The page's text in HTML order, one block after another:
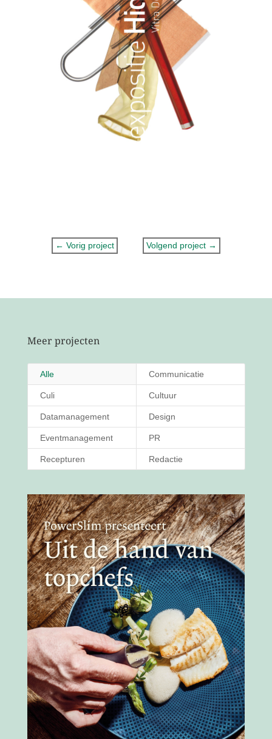
← Vorig project Volgend project →
Meer projecten
Alle Communicatie
Culi Cultuur
Datamanagement Design
Eventmanagement PR
Recepturen Redactie